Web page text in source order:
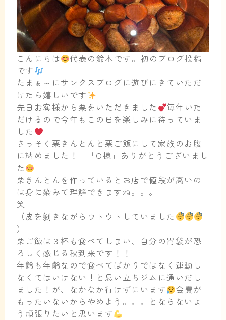
こんにちは
代表の鈴木です。初のブログ投稿
です
たまぁ～にサンクスブログに遊びにきていただ
けたら嬉しいです
先日お客様から栗をいただきました
毎年いた
だけるので今年もこの日を楽しみに待っていま
した
さっそく栗きんとんと栗ご飯にして家族のお腹
に納めました！ 「O様」ありがとうございまし
た
栗きんとんを作っているとお店で値段が高いの
は身に染みて理解できますね。。。
笑
（皮を剝きながらウトウトしていました
）
栗ご飯は３杯も食べてしまい、自分の胃袋が恐
ろしく感じる秋到来です！！
年齢も年齢なので食べてばかりではなく運動し
なくてはいけない！と思い立ちジムに通いだし
ました！が、なかなか行けずにいます
会費が
もったいないからやめよう。。。とならないよ
う頑張りたいと思います